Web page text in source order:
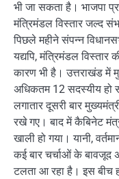
भी जा सकता है। भाजपा
मंत्रिमंडल विस्तार जल्द
पिछले महीने संपन्न
यद्यपि, मंत्रिमंडल
कारण भी है। उत्तराखंड में
अधिकतम 12 सदस्यीय हो
लगातार दूसरी बार
रखे गए। बाद में कैबिनेट
खाली हो गया। यानी,
कई बार चर्चाओं के बावजूद
टलता आ रहा है। इस बीच